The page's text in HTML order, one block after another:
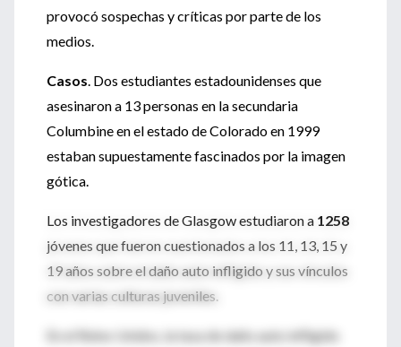
provocó sospechas y críticas por parte de los
medios.
Casos. Dos estudiantes estadounidenses que
asesinaron a 13 personas en la secundaria
Columbine en el estado de Colorado en 1999
estaban supuestamente fascinados por la imagen
gótica.
Los investigadores de Glasgow estudiaron a 1258
jóvenes que fueron cuestionados a los 11, 13, 15 y
19 años sobre el daño auto infligido y sus vínculos
con varias culturas juveniles.
En el Reino Unidos, la tasa de daño auto infligido